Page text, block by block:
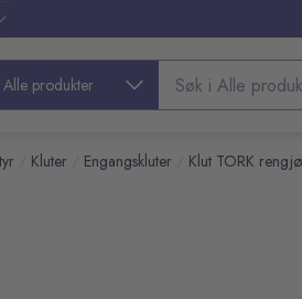
Alle produkter Søk etter produkter
Kluter Engangskluter Klut TORK